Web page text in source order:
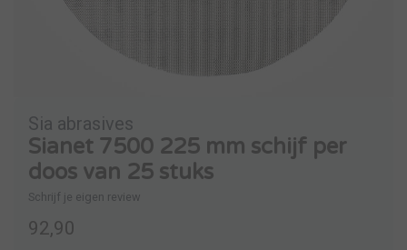
Sia abrasives
Sianet 7500 225 mm schijf per
doos van 25 stuks
Schrijf je eigen review
92,90